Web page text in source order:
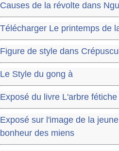
Causes de la révolte dans
Télécharger Le printemps de
Figure de style dans
Le Style du gong à
Exposé du livre L'arbre
Exposé sur l'image de la
bonheur des miens